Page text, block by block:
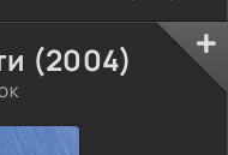
(2004)